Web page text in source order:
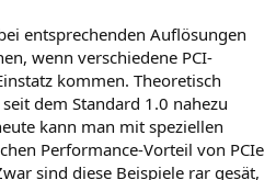
entsprechenden Auflösungen
wenn verschiedene PCI-
kommen. Theoretisch
dem Standard 1.0 nahezu
kann man mit speziellen
Performance-Vorteil von PCIe
sind diese Beispiele rar gesät,